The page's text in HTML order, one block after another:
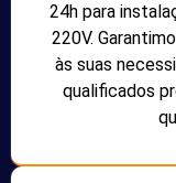
24h para
220V.
às suas
qualificados